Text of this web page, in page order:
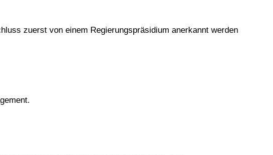
zuerst von einem Regierungspräsidium anerkannt werden